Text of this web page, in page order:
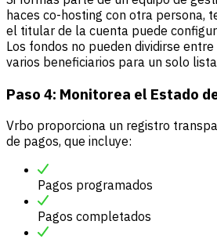
haces co-hosting con otra persona,
el titular de la cuenta puede
Los fondos no pueden dividirse
varios beneficiarios para un solo
Paso 4: Monitorea el Estado
Vrbo proporciona un registro
de pagos, que incluye:
Pagos programados
Pagos completados